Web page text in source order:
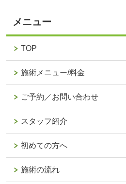
メニュー
TOP
施術メニュー/料金
ご予約／お問い合わせ
スタッフ紹介
初めての方へ
施術の流れ